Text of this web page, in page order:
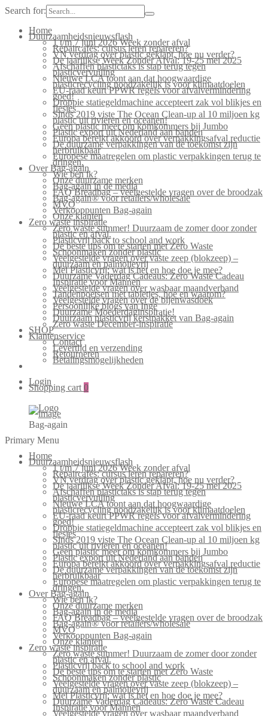
Search for:
Home
Duurzaamheidsnieuwsflash
1 t/m 7 juni 2026 Week zonder afval
Repaircafés: cursus leren repareren?
VN verdrag over plastic geklapt, hoe nu verder?
De jaarlijkse Week Zonder Afval: 19-25 mei 2025
Afschaffen plastictaks is stap terug tegen
plasticvervuiling
Nieuwe LCA toont aan dat hoogwaardige
plasticrecycling noodzakelijk is voor klimaatdoelen
EU-raad keurt PPWR regels voor afvalvermindering
goed!
Droppie statiegeldmachine accepteert zak vol blikjes en
flesjes
Sinds 2019 viste The Ocean Clean-up al 10 miljoen kg
plastic uit rivieren en oceanen!
Geen plastic meer om komkommers bij Jumbo
Plastic export uit Nederland aan banden
Europa bereikt akkoord over verpakkingsafval reductie
De duurzame verpakkingen van de toekomst zijn
herbruikbaar
Europese maatregelen om plastic verpakkingen terug te
dringen.
Over Bag-again
Wie ben ik?
Onze duurzame merken
Bag-again in de media
FAQ Breadbag – veelgestelde vragen over de broodzak
Bag-again® voor retailers/wholesale
MVO
Verkooppunten Bag-again
Onze klanten
Zero waste inspiratie
Zero waste summer! Duurzaam de zomer door zonder
plastic en afval.
Plasticvrij back to school and work
De beste tips om te starten met Zero Waste
Schoonmaken zonder plastic
Veelgestelde vragen over vaste zeep (blokzeep) –
duurzaam en palmolievrij
Mei Plasticvrij: wat is het en hoe doe je mee?
Duurzame Vaderdag Cadeaus: Zero Waste Cadeau
Inspiratie voor Mannen
Veelgestelde vragen over wasbaar maandverband
Tandenpoetsen met tabletjes, hoe en waarom?
Veelgestelde vragen over de bijenwasdoek
Persoonlijke blogs van Inge
Duurzame Moederdaginspiratie!
Duurzaam plasticvrij kerstpakket van Bag-again
Zero waste December-inspiratie
SHOP
Klantenservice
Contact
Levertijd en verzending
Retourneren
Betalingsmogelijkheden
Login
Shopping cart 0
Bag-again
Primary Menu
Home
Duurzaamheidsnieuwsflash
1 t/m 7 juni 2026 Week zonder afval
Repaircafés: cursus leren repareren?
VN verdrag over plastic geklapt, hoe nu verder?
De jaarlijkse Week Zonder Afval: 19-25 mei 2025
Afschaffen plastictaks is stap terug tegen
plasticvervuiling
Nieuwe LCA toont aan dat hoogwaardige
plasticrecycling noodzakelijk is voor klimaatdoelen
EU-raad keurt PPWR regels voor afvalvermindering
goed!
Droppie statiegeldmachine accepteert zak vol blikjes en
flesjes
Sinds 2019 viste The Ocean Clean-up al 10 miljoen kg
plastic uit rivieren en oceanen!
Geen plastic meer om komkommers bij Jumbo
Plastic export uit Nederland aan banden
Europa bereikt akkoord over verpakkingsafval reductie
De duurzame verpakkingen van de toekomst zijn
herbruikbaar
Europese maatregelen om plastic verpakkingen terug te
dringen.
Over Bag-again
Wie ben ik?
Onze duurzame merken
Bag-again in de media
FAQ Breadbag – veelgestelde vragen over de broodzak
Bag-again® voor retailers/wholesale
MVO
Verkooppunten Bag-again
Onze klanten
Zero waste inspiratie
Zero waste summer! Duurzaam de zomer door zonder
plastic en afval.
Plasticvrij back to school and work
De beste tips om te starten met Zero Waste
Schoonmaken zonder plastic
Veelgestelde vragen over vaste zeep (blokzeep) –
duurzaam en palmolievrij
Mei Plasticvrij: wat is het en hoe doe je mee?
Duurzame Vaderdag Cadeaus: Zero Waste Cadeau
Inspiratie voor Mannen
Veelgestelde vragen over wasbaar maandverband